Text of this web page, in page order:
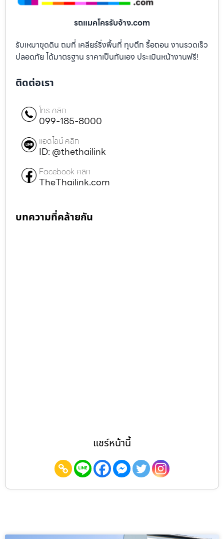
รถแมคโครรับจ้าง.com
รับเหมาขุดดิน ถมที่ เคลียร์ริ่งพื้นที่ ทุบตึก รื้อถอน งานรวดเร็ว
ปลอดภัย ได้มาตรฐาน ราคาเป็นกันเอง ประเมินหน้างานฟรี!
ติดต่อเรา
โทร คลิก
099-185-8000
แอดไลน์ คลิก
ID: @thethailink
Facebook คลิก
TheThailink.com
บทความที่คล้ายกัน
แชร์หน้านี้